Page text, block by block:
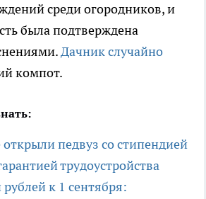
среди огородников, и
была подтверждена
Дачник случайно
компот.
педвуз со стипендией
трудоустройства
к 1 сентября: